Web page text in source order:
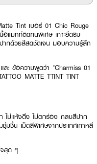
Tint เบอร์ 01 Chic Rouge
แมทท์ติดทนพิเศษ เกาะยึดริม
ากด้วยสีสดชัดเจน มอบความรู้สึก
ไม่แห้งตึง ไม่ตกร่อง กลบสีปาก
ชื่น เม็ดสีพิเศษจากประเทศเกาหลี
สุด ๆ